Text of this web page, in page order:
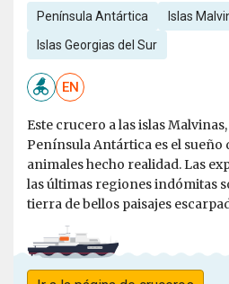
Península Antártica Islas
Islas Georgias del Sur
EN
Este crucero a las islas
Península Antártica es el sueño
animales hecho realidad. Las
las últimas regiones indómitas
tierra de bellos paisajes